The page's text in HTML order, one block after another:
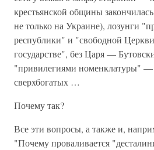
крестьянской общины
не только на Украине), лозунги
республики" и "свободной
государстве", без Царя —
"привилегиями номенклатуры" —
сверхбогатых …
Почему так?
Все эти вопросы, а также и,
"Почему проваливается